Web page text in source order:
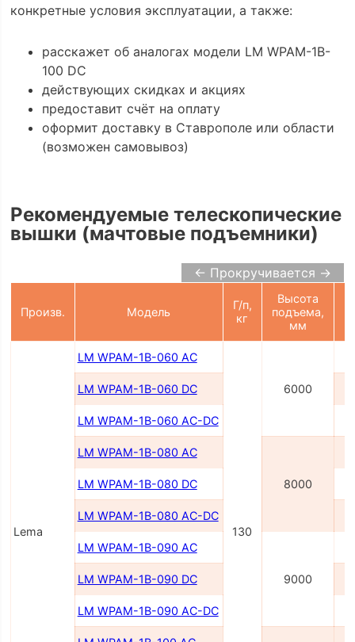
конкретные условия эксплуатации, а также:
расскажет об аналогах модели LM WPAM-1B-
100 DC
действующих скидках и акциях
предоставит счёт на оплату
оформит доставку в Ставрополе или области
(возможен самовывоз)
Рекомендуемые телескопические
вышки (мачтовые подъемники)
← Прокручивается →
Произв. Модель
Г/п,
кг
Высота
подъема,
мм
Lema
LM WPAM-1B-060 AC
130
6000
LM WPAM-1B-060 DC
LM WPAM-1B-060 AC-DC
LM WPAM-1B-080 AC
8000
LM WPAM-1B-080 DC
LM WPAM-1B-080 AC-DC
LM WPAM-1B-090 AC
9000
LM WPAM-1B-090 DC
LM WPAM-1B-090 AC-DC